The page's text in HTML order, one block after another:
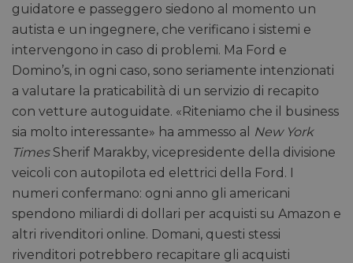
guidatore e passeggero siedono al momento un
autista e un ingegnere, che verificano i sistemi e
intervengono in caso di problemi. Ma Ford e
Domino’s, in ogni caso, sono seriamente intenzionati
a valutare la praticabilità di un servizio di recapito
con vetture autoguidate. «Riteniamo che il business
sia molto interessante» ha ammesso al
New York
TimesSherif Marakby, vicepresidente della divisione
veicoli con autopilota ed elettrici della Ford. I
numeri confermano: ogni anno gli americani
spendono miliardi di dollari per acquisti su Amazon e
altri rivenditori online. Domani, questi stessi
rivenditori potrebbero recapitare gli acquisti